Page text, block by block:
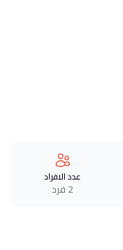
عدد الافراد
2 فرد